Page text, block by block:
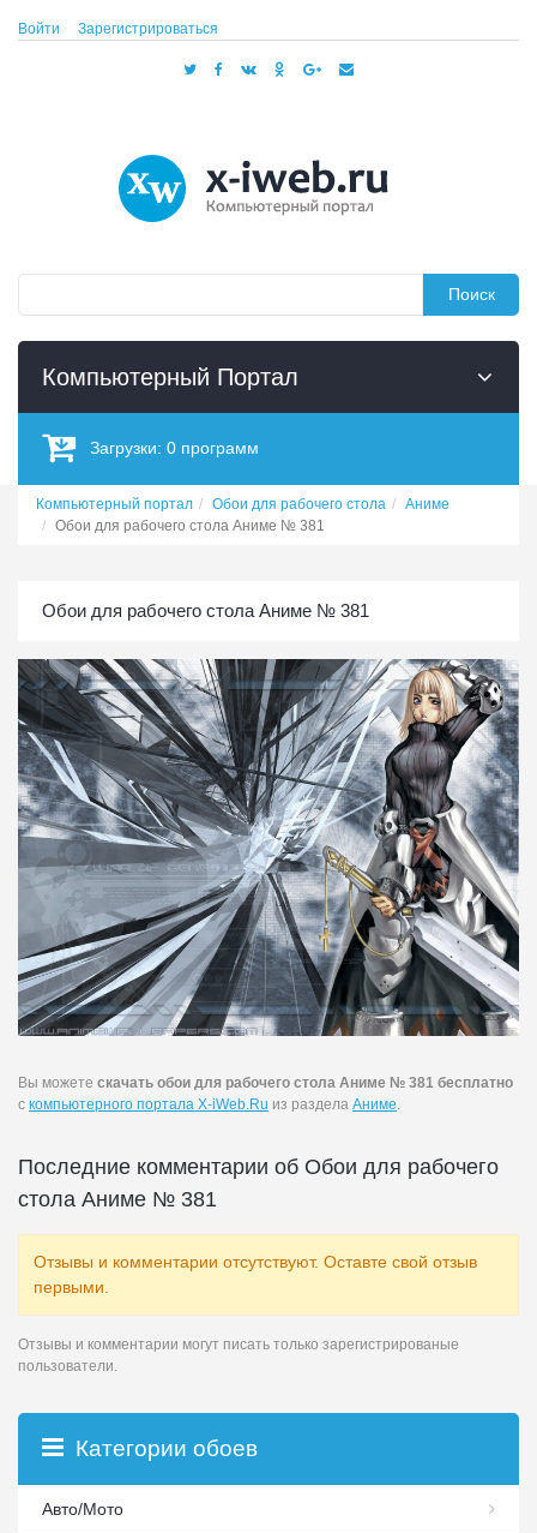
Войти Зарегистрироваться
Поиск
Компьютерный Портал
Загрузки: 0 программ
Компьютерный портал Обои для рабочего стола
Аниме
Обои для рабочего стола Аниме № 381
Обои для рабочего стола Аниме № 381
Вы можете скачать обои для рабочего стола Аниме № 381 бесплатно
с компьютерного портала X-iWeb.Ru из раздела Аниме
Последние комментарии об Обои для рабочего
стола Аниме № 381
Отзывы и комментарии отсутствуют. Оставте свой отзыв
первыми.
Отзывы и комментарии могут писать только зарегистрированые
пользователи.
Категории обоев
Авто/Мото